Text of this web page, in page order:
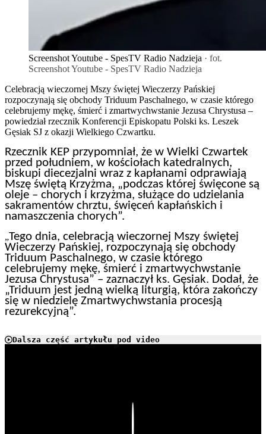
Screenshot Youtube - SpesTV Radio Nadzieja · fot.
Screenshot Youtube - SpesTV Radio Nadzieja
Celebracją wieczornej Mszy świętej Wieczerzy Pańskiej
rozpoczynają się obchody Triduum Paschalnego, w czasie którego
celebrujemy mękę, śmierć i zmartwychwstanie Jezusa Chrystusa –
powiedział rzecznik Konferencji Episkopatu Polski ks. Leszek
Gęsiak SJ z okazji Wielkiego Czwartku.
Rzecznik KEP przypomniał, że w Wielki Czwartek
przed południem, w kościołach katedralnych,
biskupi diecezjalni wraz z kapłanami odprawiają
Mszę świętą Krzyżma, „podczas której święcone są
oleje – chorych i krzyżma, służące do udzielania
sakramentów chrztu, święceń kapłańskich i
namaszczenia chorych”.
„Tego dnia, celebracją wieczornej Mszy świętej
Wieczerzy Pańskiej, rozpoczynają się obchody
Triduum Paschalnego, w czasie którego
celebrujemy mękę, śmierć i zmartwychwstanie
Jezusa Chrystusa” – zaznaczył ks. Gęsiak. Dodał, że
„Triduum jest jedną wielką liturgią, która zakończy
się w niedzielę Zmartwychwstania procesją
rezurekcyjną”.
Dalsza część artykułu pod video